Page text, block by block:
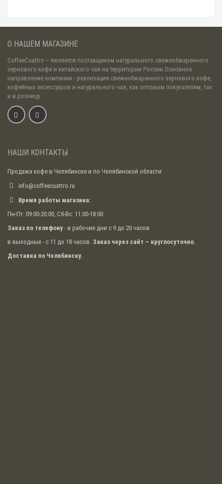
О НАШЕМ МАГАЗИНЕ
CoffeeCuattro – является поставщиком натурального свежеобжаренного
зернового кофе и китайского чая на территории России.Основное
направление компании - реализация свежеобжаренного зернового кофе,
кофейных аксессуаров и натурального чая, как оптовым покупателям, так
и в розницу.
НАШИ КОНТАКТЫ
Продажа кофе в Челябинске и по Челябинской области
info@coffeecuattro.ru
Время работы магазина:
Пн-Пт: 09:00-20:00, Сб-Вс: 11:00-18:00
Заказ по телефону - в рабочие дни с 9 до 20 часов
в выходные - с 11 до 18 часов. Заказ через сайт – круглосуточно.
Доставка по Челябинску.